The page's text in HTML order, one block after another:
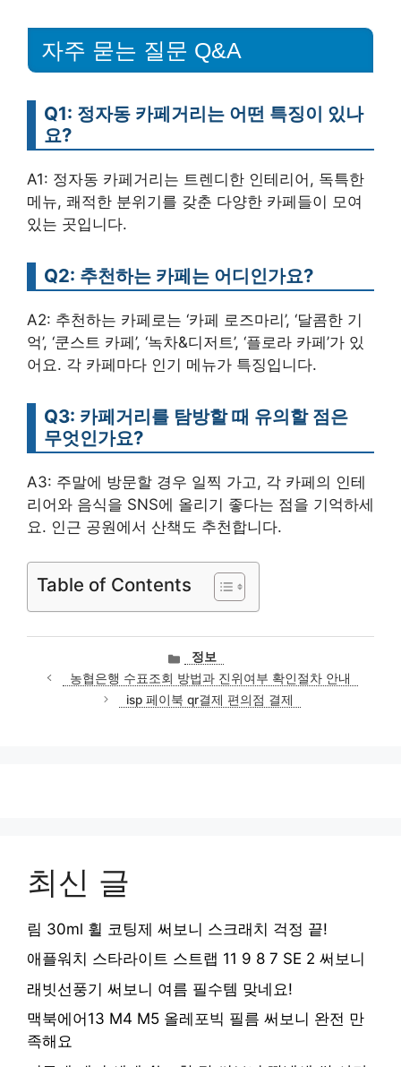
자주 묻는 질문 Q&A
Q1: 정자동 카페거리는 어떤 특징이 있나
요?
A1: 정자동 카페거리는 트렌디한 인테리어, 독특한
메뉴, 쾌적한 분위기를 갖춘 다양한 카페들이 모여
있는 곳입니다.
Q2: 추천하는 카페는 어디인가요?
A2: 추천하는 카페로는 ‘카페 로즈마리’, ‘달콤한 기
억’, ‘쿤스트 카페’, ‘녹차&디저트’, ‘플로라 카페’가 있
어요. 각 카페마다 인기 메뉴가 특징입니다.
Q3: 카페거리를 탐방할 때 유의할 점은
무엇인가요?
A3: 주말에 방문할 경우 일찍 가고, 각 카페의 인테
리어와 음식을 SNS에 올리기 좋다는 점을 기억하세
요. 인근 공원에서 산책도 추천합니다.
Table of Contents
카
테
고
리
정보
농협은행 수표조회 방법과 진위여부 확인절차 안내
isp 페이북 qr결제 편의점 결제
최신 글
림 30ml 휠 코팅제 써보니 스크래치 걱정 끝!
애플워치 스타라이트 스트랩 11 9 8 7 SE 2 써보니
래빗선풍기 써보니 여름 필수템 맞네요!
맥북에어13 M4 M5 올레포빅 필름 써보니 완전 만
족해요